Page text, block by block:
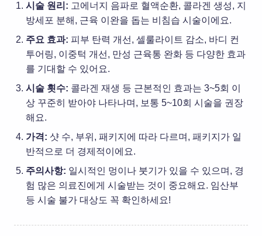
시술 원리: 고에너지 음파로 혈액순환, 콜라겐 생성, 지
방세포 분해, 근육 이완을 돕는 비침습 시술이에요.
주요 효과: 피부 탄력 개선, 셀룰라이트 감소, 바디 컨
투어링, 이중턱 개선, 만성 근육통 완화 등 다양한 효과
를 기대할 수 있어요.
시술 횟수: 콜라겐 재생 등 근본적인 효과는 3~5회 이
상 꾸준히 받아야 나타나며, 보통 5~10회 시술을 권장
해요.
가격: 샷 수, 부위, 패키지에 따라 다르며, 패키지가 일
반적으로 더 경제적이에요.
주의사항: 일시적인 멍이나 붓기가 있을 수 있으며, 경
험 많은 의료진에게 시술받는 것이 중요해요. 임산부
등 시술 불가 대상도 꼭 확인하세요!